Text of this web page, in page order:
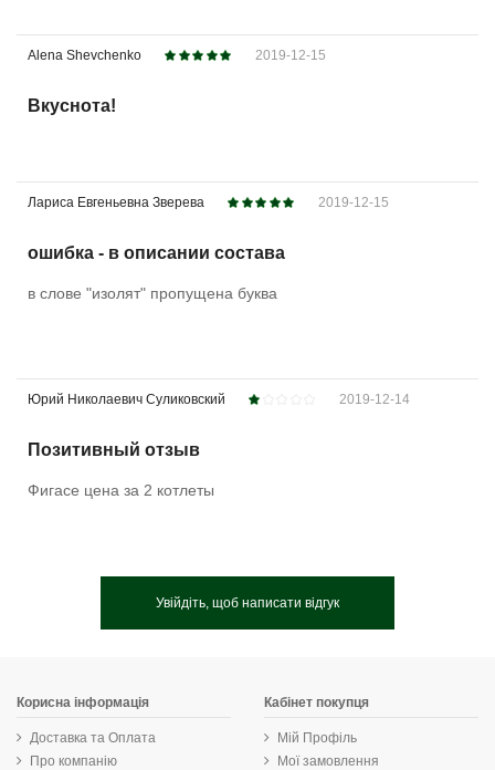
Alena Shevchenko 2019-12-15
Вкуснота!
Лариса Евгеньевна Зверева 2019-12-15
ошибка - в описании состава
в слове "изолят" пропущена буква
Юрий Николаевич Суликовский 2019-12-14
Позитивный отзыв
Фигасе цена за 2 котлеты
Увійдіть, щоб написати відгук
Корисна інформація
Доставка та Оплата
Про компанію
Кабінет покупця
Мій Профіль
Мої замовлення